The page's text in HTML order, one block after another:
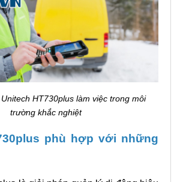
HT730plus làm việc trong môi
trường khắc nghiệt
phù hợp với những